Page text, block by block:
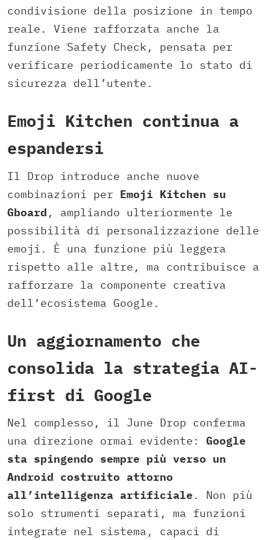
condivisione della posizione in tempo
reale. Viene rafforzata anche la
funzione Safety Check, pensata per
verificare periodicamente lo stato di
sicurezza dell’utente.
Emoji Kitchen continua a
espandersi
Il Drop introduce anche nuove
combinazioni per Emoji Kitchen su
Gboard , ampliando ulteriormente le
possibilità di personalizzazione delle
emoji. È una funzione più leggera
rispetto alle altre, ma contribuisce a
rafforzare la componente creativa
dell’ecosistema Google.
Un aggiornamento che
consolida la strategia AI-
first di Google
Nel complesso, il June Drop conferma
una direzione ormai evidente: Google
sta spingendo sempre più verso un
Android costruito attorno
all’intelligenza artificiale . Non più
solo strumenti separati, ma funzioni
integrate nel sistema, capaci di